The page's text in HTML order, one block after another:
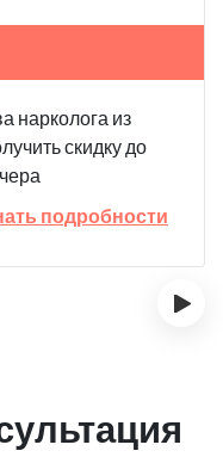
нарколога из
скидку до
подробности
›